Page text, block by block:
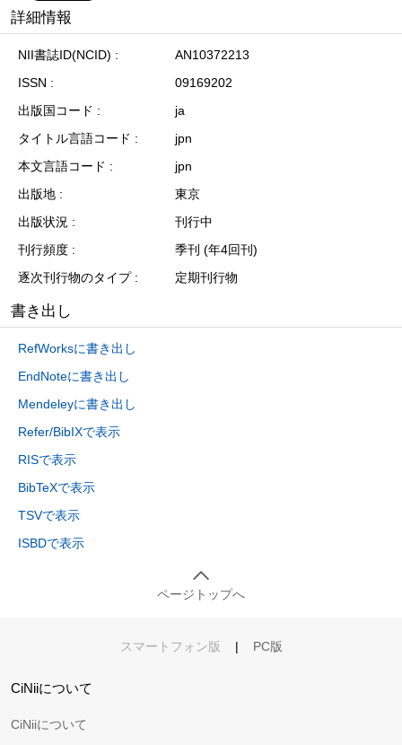
詳細情報
NII書誌ID(NCID)
AN10372213
ISSN
09169202
出版国コード
ja
タイトル言語コード
jpn
本文言語コード
jpn
出版地
東京
出版状況
刊行中
刊行頻度
季刊 (年4回刊)
逐次刊行物のタイプ
定期刊行物
書き出し
RefWorksに書き出し
EndNoteに書き出し
Mendeleyに書き出し
Refer/BibIXで表示
RISで表示
BibTeXで表示
TSVで表示
ISBDで表示
ページトップへ
スマートフォン版 | PC版
CiNiiについて
CiNiiについて